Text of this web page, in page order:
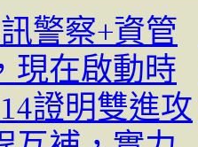
警察+資管
現在啟動時
證明雙進攻